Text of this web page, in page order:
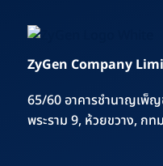
ZyGen Company
65/60 อาคารชำนาญเพ็ญ
พระราม 9, ห้วยขวาง, กท